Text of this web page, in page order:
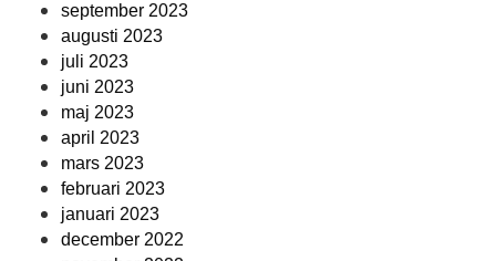
september 2023
augusti 2023
juli 2023
juni 2023
maj 2023
april 2023
mars 2023
februari 2023
januari 2023
december 2022